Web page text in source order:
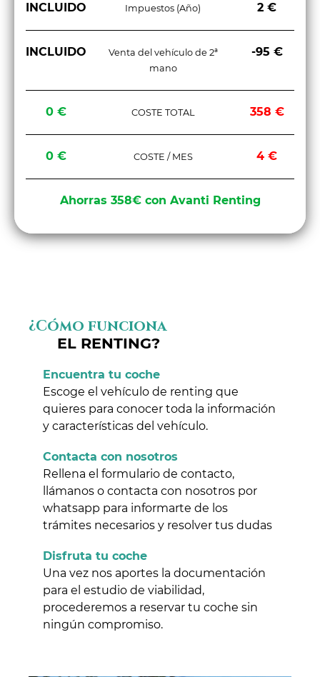
INCLUIDO Impuestos (Año) 2 €
INCLUIDO
Venta del vehículo de 2ª
mano
-95 €
0 € COSTE TOTAL 358 €
0 € COSTE / MES 4 €
Ahorras 358€ con Avanti Renting
¿Cómo funciona
EL RENTING?
Encuentra tu coche
Escoge el vehículo de renting que
quieres para conocer toda la información
y características del vehículo.
Contacta con nosotros
Rellena el formulario de contacto,
llámanos o contacta con nosotros por
whatsapp para informarte de los
trámites necesarios y resolver tus dudas
Disfruta tu coche
Una vez nos aportes la documentación
para el estudio de viabilidad,
procederemos a reservar tu coche sin
ningún compromiso.